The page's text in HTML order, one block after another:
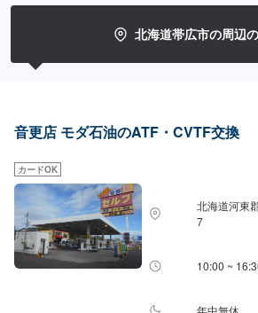
北海道帯広市の周辺
音更店 モダ石油のATF・CVTF交換
カードOK
北海道河東
7
10:00 ~
年中無休